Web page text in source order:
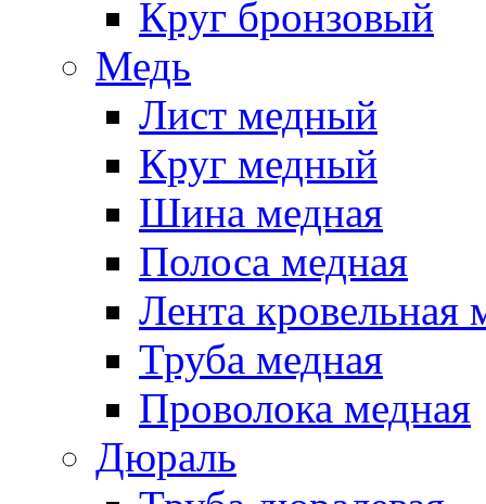
Круг бронзовый
Медь
Лист медный
Круг медный
Шина медная
Полоса медная
Лента кровельная
Труба медная
Проволока медная
Дюраль